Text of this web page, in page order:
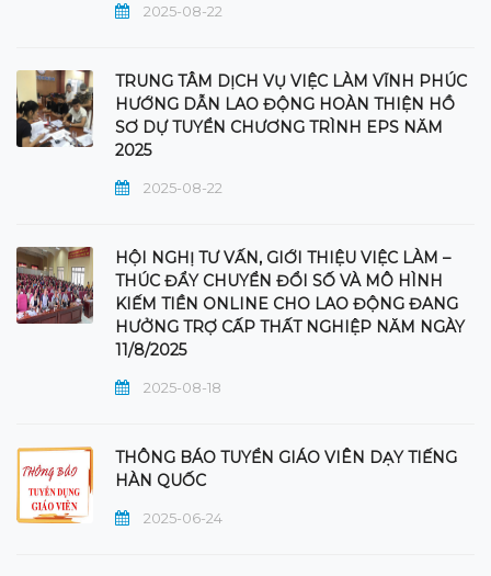
2025-08-22
TRUNG TÂM DỊCH VỤ VIỆC LÀM VĨNH PHÚC
HƯỚNG DẪN LAO ĐỘNG HOÀN THIỆN HỒ
SƠ DỰ TUYỂN CHƯƠNG TRÌNH EPS NĂM
2025
2025-08-22
HỘI NGHỊ TƯ VẤN, GIỚI THIỆU VIỆC LÀM –
THÚC ĐẨY CHUYỂN ĐỔI SỐ VÀ MÔ HÌNH
KIẾM TIỀN ONLINE CHO LAO ĐỘNG ĐANG
HƯỞNG TRỢ CẤP THẤT NGHIỆP NĂM NGÀY
11/8/2025
2025-08-18
THÔNG BÁO TUYỂN GIÁO VIÊN DẠY TIẾNG
HÀN QUỐC
2025-06-24